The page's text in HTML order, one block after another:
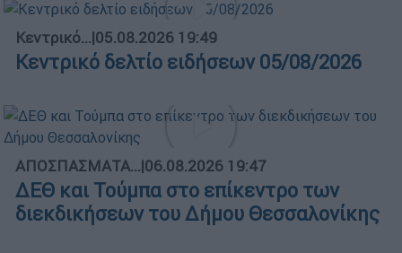
Κεντρικό...|05.08.2026 19:49
Κεντρικό δελτίο ειδήσεων 05/08/2026
ΑΠΟΣΠΑΣΜΑΤΑ...|06.08.2026 19:47
ΔΕΘ και Τούμπα στο επίκεντρο των
διεκδικήσεων του Δήμου Θεσσαλονίκης